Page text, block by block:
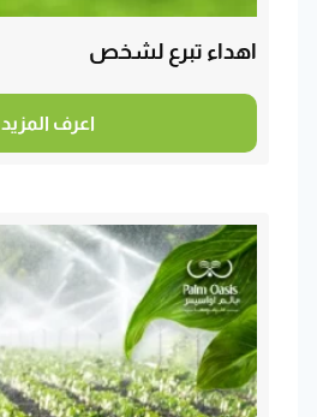
اهداء تبرع لشخص
اعرف المزيد